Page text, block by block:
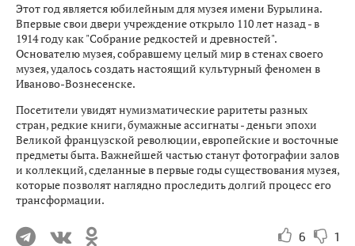
Этот год является юбилейным для музея имени Бурылина.
Впервые свои двери учреждение открыло 110 лет назад - в
1914 году как "Собрание редкостей и древностей".
Основателю музея, собравшему целый мир в стенах своего
музея, удалось создать настоящий культурный феномен в
Иваново-Вознесенске.
Посетители увидят нумизматические раритеты разных
стран, редкие книги, бумажные ассигнаты - деньги эпохи
Великой французской революции, европейские и восточные
предметы быта. Важнейшей частью станут фотографии залов
и коллекций, сделанные в первые годы существования музея,
которые позволят наглядно проследить долгий процесс его
трансформации.
6 1